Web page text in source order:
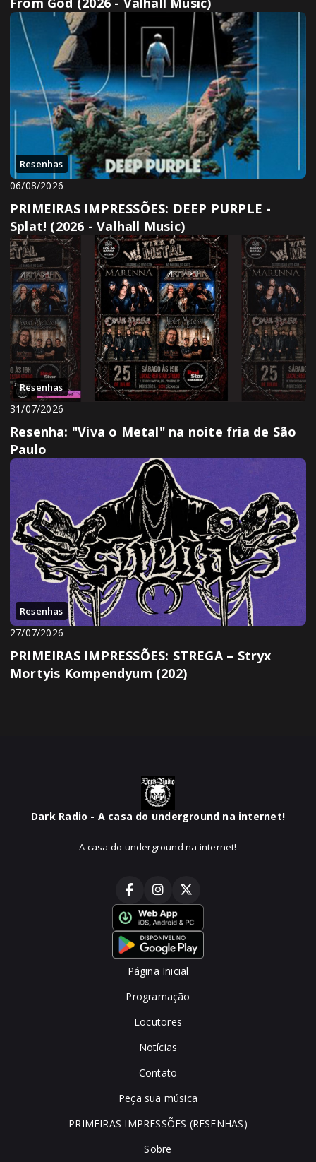
Resenhas
06/08/2026
PRIMEIRAS IMPRESSÕES: DEEP PURPLE -
Splat! (2026 - Valhall Music)
Resenhas
31/07/2026
Resenha: "Viva o Metal" na noite fria de São
Paulo
Resenhas
27/07/2026
PRIMEIRAS IMPRESSÕES: STREGA – Stryx
Mortyis Kompendyum (202)
Dark Radio - A casa do underground na internet!
A casa do underground na internet!
Página Inicial
Programação
Locutores
Notícias
Contato
Peça sua música
PRIMEIRAS IMPRESSÕES (RESENHAS)
Sobre